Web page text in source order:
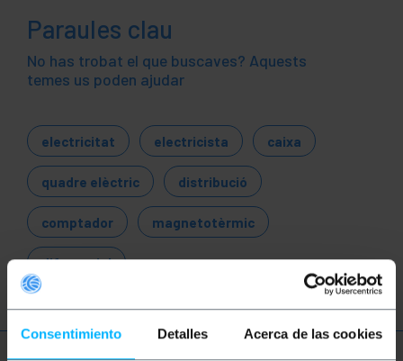
Consentimiento Detalles Acerca de las cookies
Paraules clau
No has trobat el que buscaves? Aquests
temes us poden ajudar
electricitat electricista caixa
quadre elèctric distribució
comptador magnetotèrmic
diferencial